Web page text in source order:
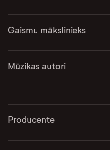
Gaismu mākslinieks
Mūzikas autori
Producente